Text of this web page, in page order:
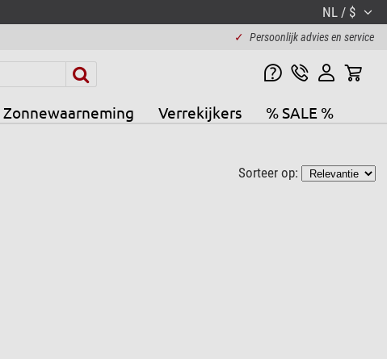
NL / $
✓ Persoonlijk advies en service
Zonnewaarneming Verrekijkers % SALE %
Sorteer op: